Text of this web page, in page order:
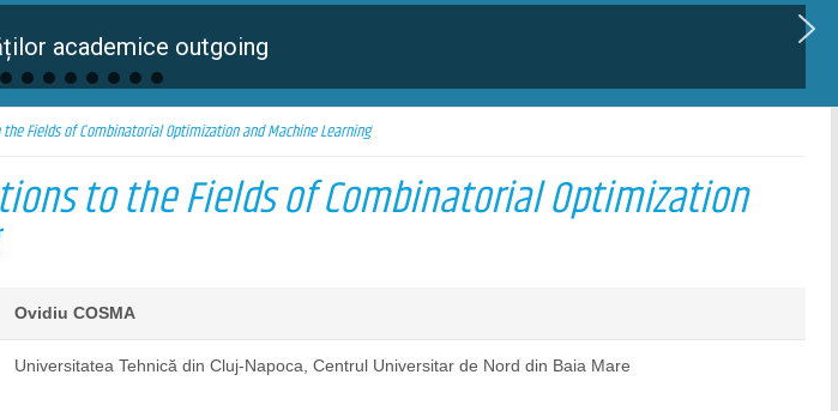
academice outgoing
Fields of Combinatorial Optimization and Machine Learning
to the Fields of Combinatorial Optimization
Ovidiu COSMA
Universitatea Tehnică din Cluj-Napoca, Centrul Universitar de Nord din Baia Mare